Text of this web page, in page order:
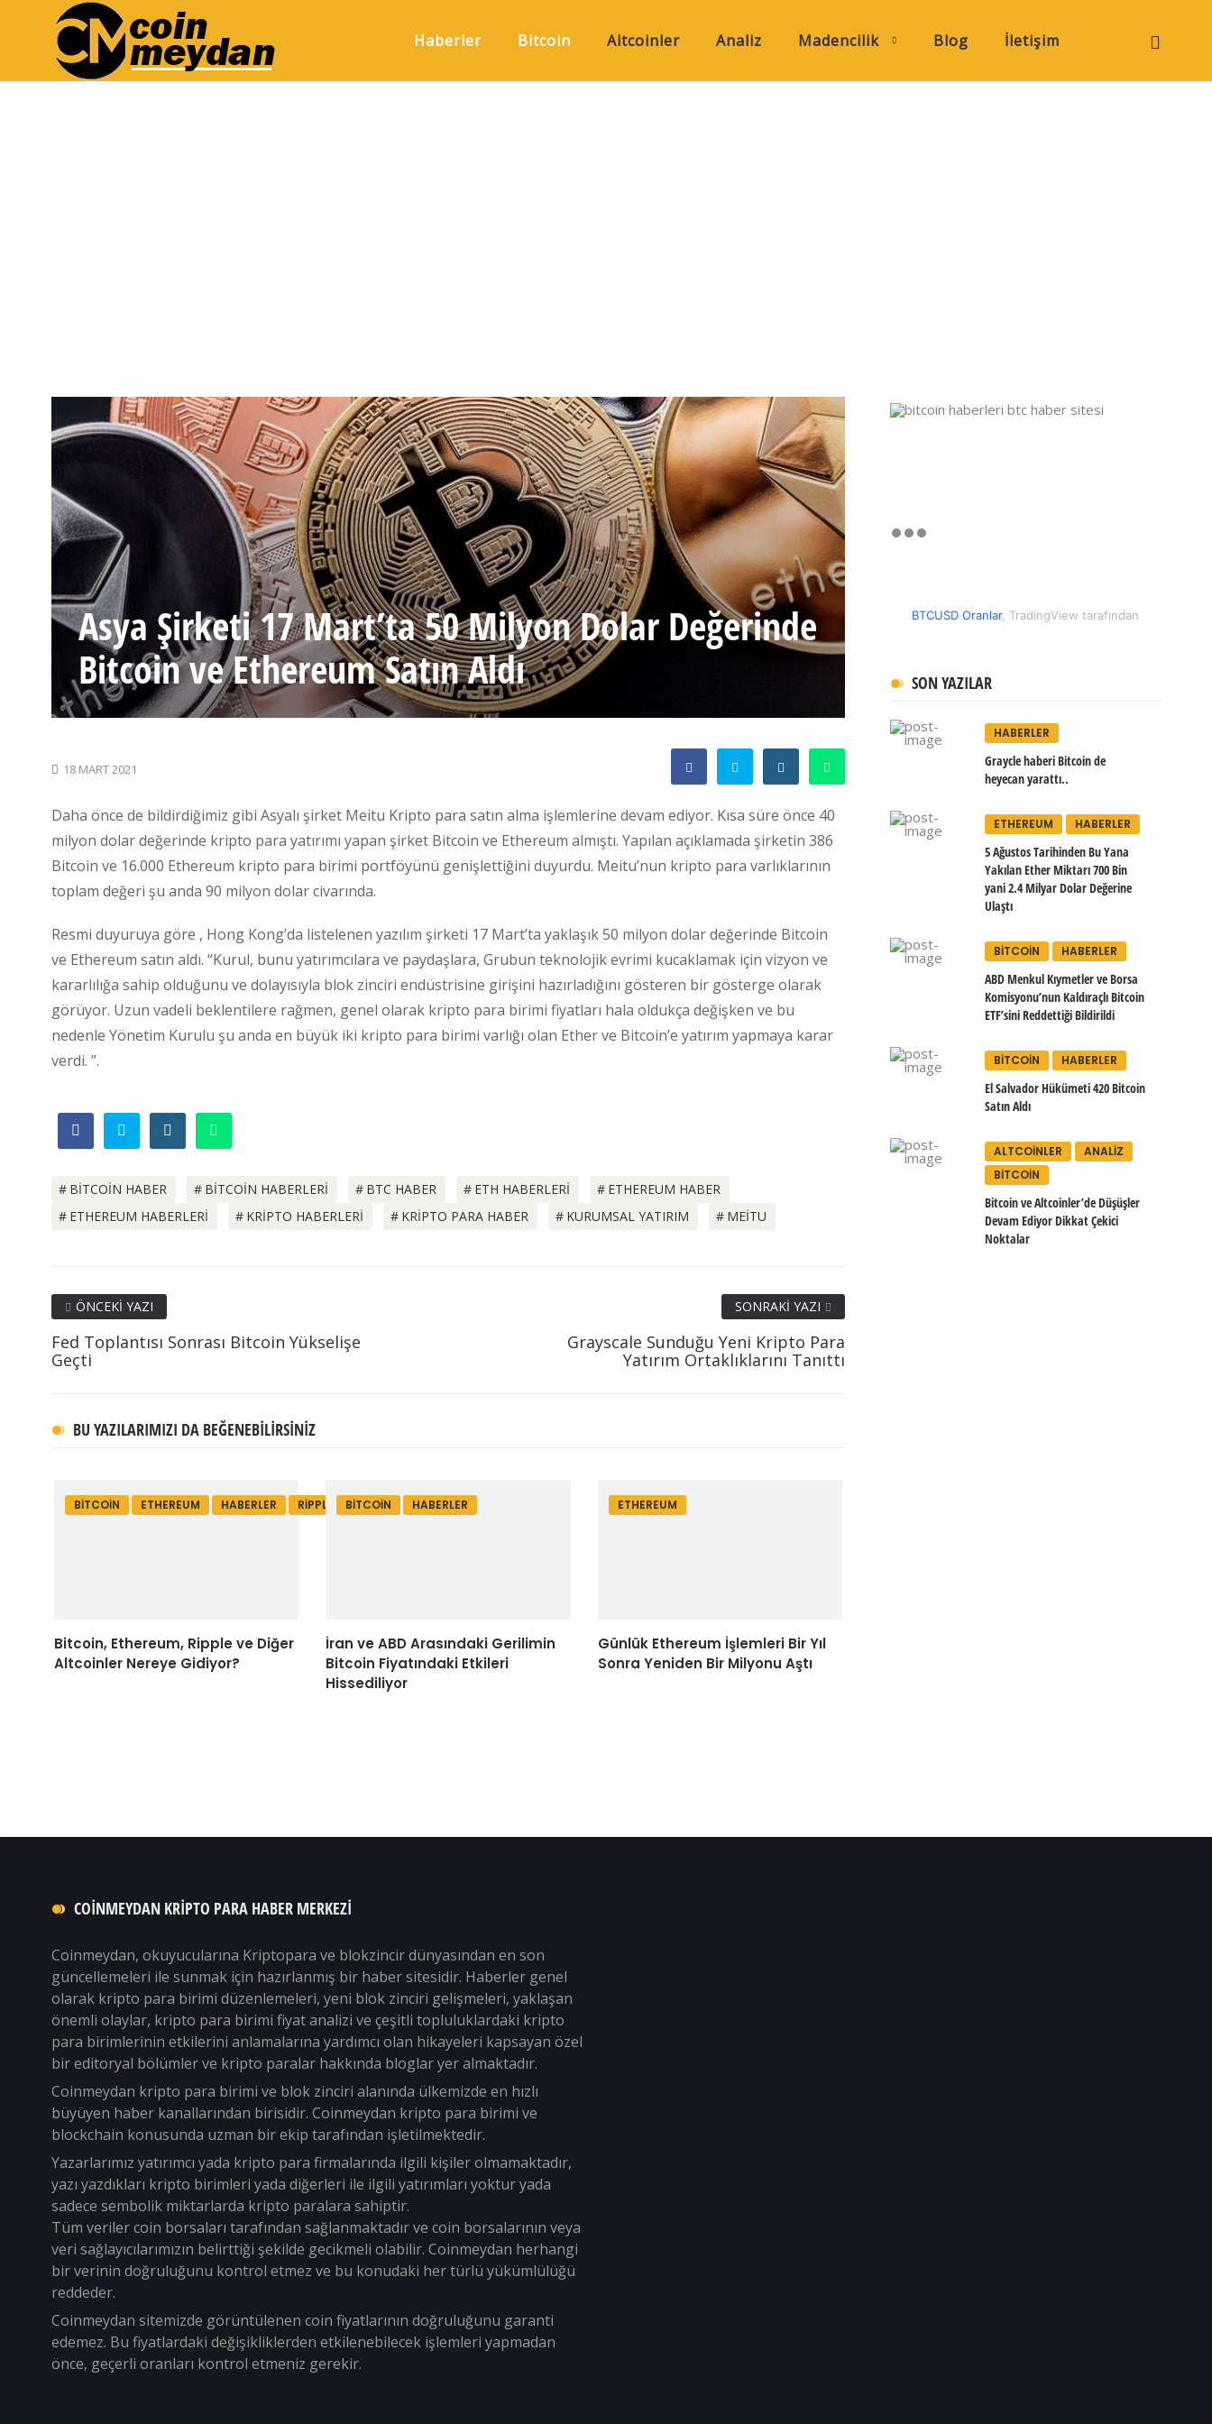
Haberler Bitcoin Altcoinler Analiz Madencilik Blog İletişim
Asya Şirketi 17 Mart’ta 50 Milyon Dolar Değerinde
Bitcoin ve Ethereum Satın Aldı
18 MART 2021
Daha önce de bildirdiğimiz gibi Asyalı şirket Meitu Kripto para satın alma işlemlerine devam ediyor. Kısa süre önce 40
milyon dolar değerinde kripto para yatırımı yapan şirket Bitcoin ve Ethereum almıştı. Yapılan açıklamada şirketin 386
Bitcoin ve 16.000 Ethereum kripto para birimi portföyünü genişlettiğini duyurdu. Meitu’nun kripto para varlıklarının
toplam değeri şu anda 90 milyon dolar civarında.
Resmi duyuruya göre , Hong Kong’da listelenen yazılım şirketi 17 Mart’ta yaklaşık 50 milyon dolar değerinde Bitcoin
ve Ethereum satın aldı. “Kurul, bunu yatırımcılara ve paydaşlara, Grubun teknolojik evrimi kucaklamak için vizyon ve
kararlılığa sahip olduğunu ve dolayısıyla blok zinciri endüstrisine girişini hazırladığını gösteren bir gösterge olarak
görüyor. Uzun vadeli beklentilere rağmen, genel olarak kripto para birimi fiyatları hala oldukça değişken ve bu
nedenle Yönetim Kurulu şu anda en büyük iki kripto para birimi varlığı olan Ether ve Bitcoin’e yatırım yapmaya karar
verdi. ”.
BITCOIN HABER BITCOIN HABERLERI BTC HABER ETH HABERLERI
ETHEREUM HABER
ETHEREUM HABERLERI
KRIPTO HABERLERI KRIPTO PARA HABER KURUMSAL YATIRIM MEITU
ÖNCEKI YAZI
Fed Toplantısı Sonrası Bitcoin Yükselişe
Geçti
SONRAKI YAZI
Grayscale Sunduğu Yeni Kripto Para
Yatırım Ortaklıklarını Tanıttı
BU YAZILARIMIZI DA BEĞENEBILIRSINIZ
BITCOIN ETHEREUM HABERLER RIPPLE
Bitcoin, Ethereum, Ripple ve Diğer
Altcoinler Nereye Gidiyor?
BITCOIN HABERLER
İran ve ABD Arasındaki Gerilimin
Bitcoin Fiyatındaki Etkileri
Hissediliyor
ETHEREUM
Günlük Ethereum İşlemleri Bir Yıl
Sonra Yeniden Bir Milyonu Aştı
BTCUSD Oranlar, TradingView tarafından
SON YAZILAR
HABERLER
Graycle haberi Bitcoin de
heyecan yarattı..
ETHEREUM HABERLER
5 Ağustos Tarihinden Bu Yana
Yakılan Ether Miktarı 700 Bin
yani 2.4 Milyar Dolar Değerine
Ulaştı
BITCOIN HABERLER
ABD Menkul Kıymetler ve Borsa
Komisyonu’nun Kaldıraçlı Bitcoin
ETF’sini Reddettiği Bildirildi
BITCOIN HABERLER
El Salvador Hükümeti 420 Bitcoin
Satın Aldı
ALTCOINLER
ANALIZ
BITCOIN
Bitcoin ve Altcoinler’de Düşüşler
Devam Ediyor Dikkat Çekici
Noktalar
COINMEYDAN KRIPTO PARA HABER MERKEZI
Coinmeydan, okuyucularına Kriptopara ve blokzincir dünyasından en son
güncellemeleri ile sunmak için hazırlanmış bir haber sitesidir. Haberler genel
olarak kripto para birimi düzenlemeleri, yeni blok zinciri gelişmeleri, yaklaşan
önemli olaylar, kripto para birimi fiyat analizi ve çeşitli topluluklardaki kripto
para birimlerinin etkilerini anlamalarına yardımcı olan hikayeleri kapsayan özel
bir editoryal bölümler ve kripto paralar hakkında bloglar yer almaktadır.
Coinmeydan kripto para birimi ve blok zinciri alanında ülkemizde en hızlı
büyüyen haber kanallarından birisidir. Coinmeydan kripto para birimi ve
blockchain konusunda uzman bir ekip tarafından işletilmektedir.
Yazarlarımız yatırımcı yada kripto para firmalarında ilgili kişiler olmamaktadır,
yazı yazdıkları kripto birimleri yada diğerleri ile ilgili yatırımları yoktur yada
sadece sembolik miktarlarda kripto paralara sahiptir.
Tüm veriler coin borsaları tarafından sağlanmaktadır ve coin borsalarının veya
veri sağlayıcılarımızın belirttiği şekilde gecikmeli olabilir. Coinmeydan herhangi
bir verinin doğruluğunu kontrol etmez ve bu konudaki her türlü yükümlülüğü
reddeder.
Coinmeydan sitemizde görüntülenen coin fiyatlarının doğruluğunu garanti
edemez. Bu fiyatlardaki değişikliklerden etkilenebilecek işlemleri yapmadan
önce, geçerli oranları kontrol etmeniz gerekir.